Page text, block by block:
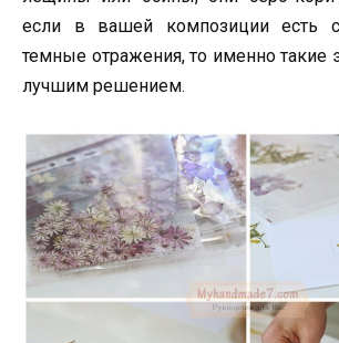
если в вашей композиции есть
темные отражения, то именно такие
лучшим решением.